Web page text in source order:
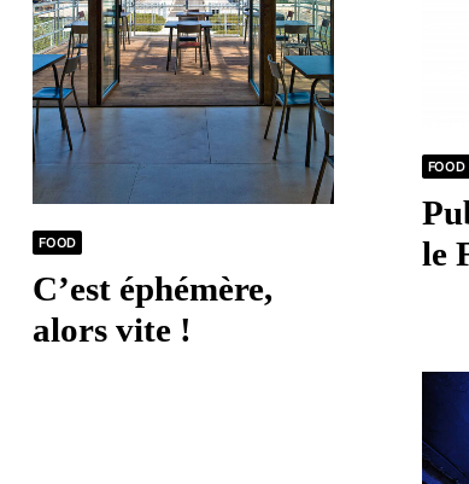
FOOD
C’est éphémère,
alors vite !
FOOD
le